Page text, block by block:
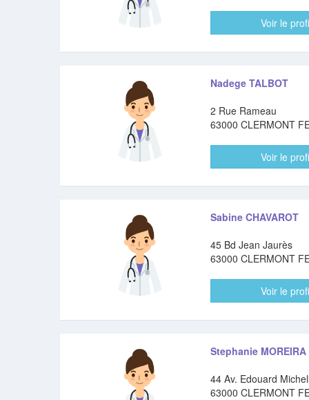
Voir le
Nadege TALBOT
2 Rue Rameau
63000 CLERMONT
Voir le
Sabine CHAVAROT
45 Bd Jean Jaurès
63000 CLERMONT
Voir le
Stephanie MOREIRA
44 Av. Edouard
63000 CLERMONT